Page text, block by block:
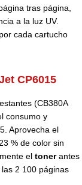
tras página,
a la luz UV.
cada cartucho
CP6015
(CB380A
consumo y
Aprovecha el
% de color sin
el tonerantes
2 100 páginas